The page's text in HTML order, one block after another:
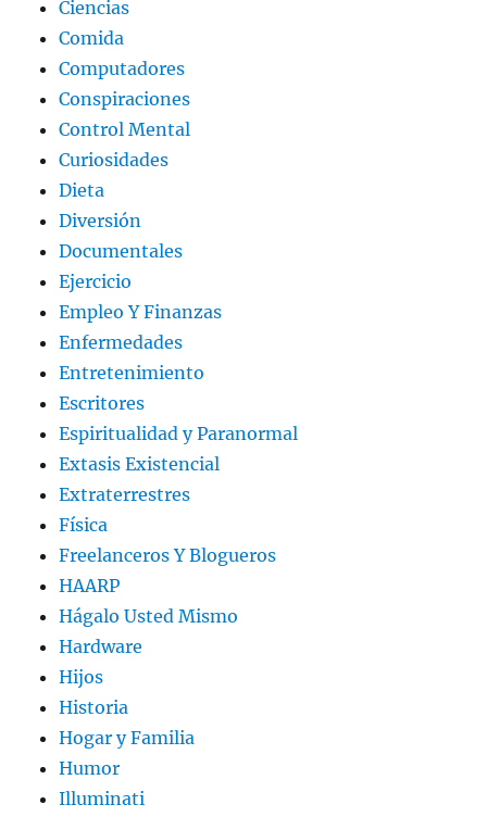
Ciencias
Comida
Computadores
Conspiraciones
Control Mental
Curiosidades
Dieta
Diversión
Documentales
Ejercicio
Empleo Y Finanzas
Enfermedades
Entretenimiento
Escritores
Espiritualidad y Paranormal
Extasis Existencial
Extraterrestres
Física
Freelanceros Y Blogueros
HAARP
Hágalo Usted Mismo
Hardware
Hijos
Historia
Hogar y Familia
Humor
Illuminati